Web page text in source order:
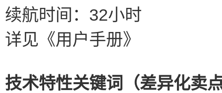
续航时间：32小时
详见《用户手册》
技术特性关键词（差异化卖